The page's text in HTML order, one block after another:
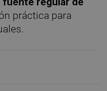
práctica para